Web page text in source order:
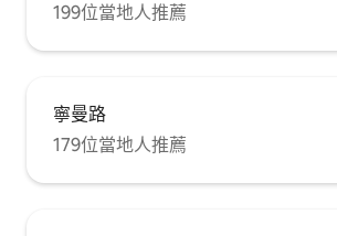
199位當地人推薦
寧曼路
179位當地人推薦